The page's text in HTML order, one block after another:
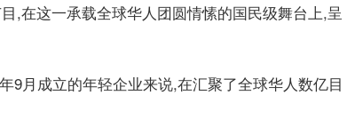
,在这一承载全球华人团圆情愫的国民级舞台上,呈
9月成立的年轻企业来说,在汇聚了全球华人数亿目